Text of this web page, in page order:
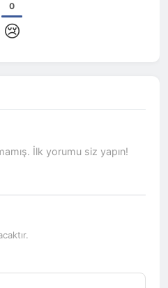
0
😢
İlk yorumu siz yapın!